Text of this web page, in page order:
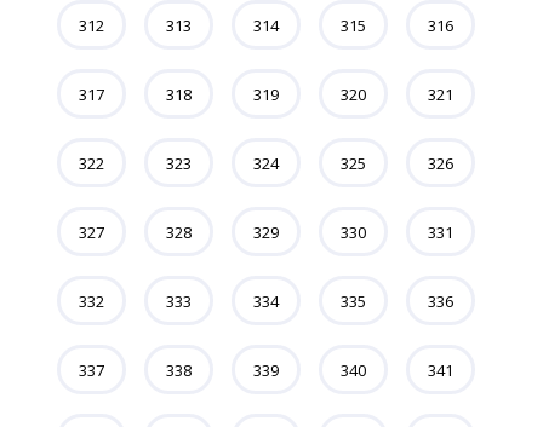
312 313 314 315 316
317 318 319 320 321
322 323 324 325 326
327 328 329 330 331
332 333 334 335 336
337 338 339 340 341